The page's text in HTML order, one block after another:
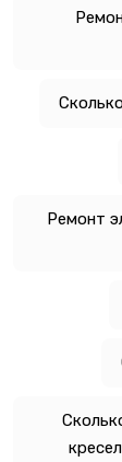
Ремонт